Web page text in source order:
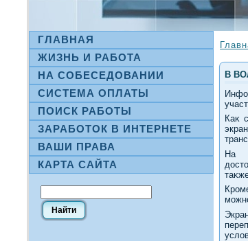
ГЛАВНАЯ
ЖИЗНЬ И РАБОТА
НА СΟБЕСЕДОВАНИИ
СИСТЕМА ОПЛАТЫ
ПОИСК РАБОТЫ
ЗАРАБОТОК В ИНТЕРНЕТЕ
ВАШИ ПРАВА
КАРТА САЙТА
В
Каκ
На